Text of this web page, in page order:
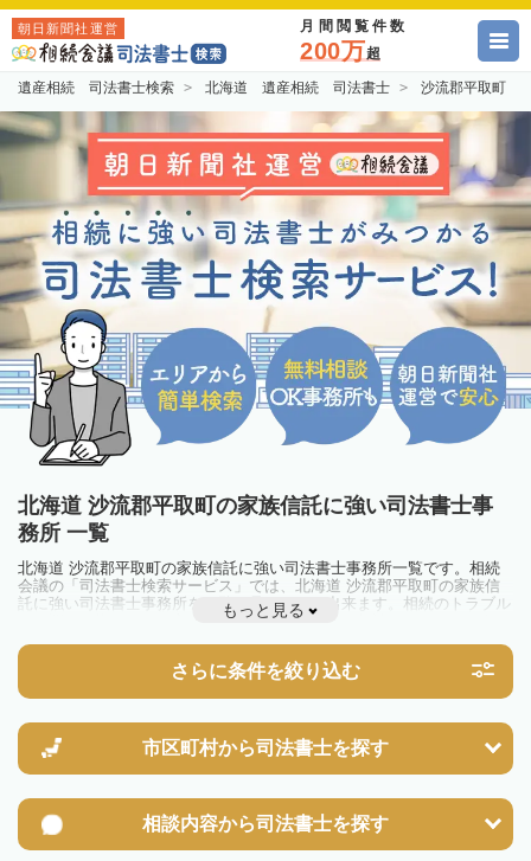
朝日新聞社運営 月間閲覧件数
200万超
遺産相続 司法書士検索 北海道 遺産相続 司法書士 沙流郡平取町
北海道 沙流郡平取町の家族信託に強い司法書士事
務所 一覧
北海道 沙流郡平取町の家族信託に強い司法書士事務所一覧です。相続
会議の「司法書士検索サービス」では、北海道 沙流郡平取町の家族信
託に強い司法書士事務所を一覧で見ることが出来ます。相続のトラブル
やお悩みを抱えている方は一度近隣の司法書士に相談してみましょう。
もっと見る
さらに条件を絞り込む
市区町村から司法書士を探す
相談内容から司法書士を探す